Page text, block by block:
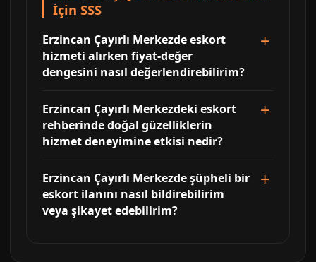
İçin SSS
Erzincan Çayırlı Merkezde eskort
hizmeti alırken fiyat-değer
dengesini nasıl değerlendirebilirim?
Erzincan Çayırlı Merkezdeki eskort
rehberinde doğal güzelliklerin
hizmet deneyimine etkisi nedir?
Erzincan Çayırlı Merkezde şüpheli bir
eskort ilanını nasıl bildirebilirim
veya şikayet edebilirim?